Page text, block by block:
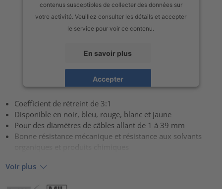
contenus susceptibles de collecter des données sur
votre activité. Veuillez consulter les détails et accepter
le service pour voir ce contenu.
En savoir plus
Accepter
Coefficient de rétreint de 3:1
Disponible en noir, bleu, rouge, blanc et jaune
Pour des diamètres de câbles allant de 1 à 39 mm
Bonne résistance mécanique et résistance aux solvants
Voir plus